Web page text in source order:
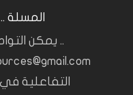
المسلة
.. يمكن
التفاعلية